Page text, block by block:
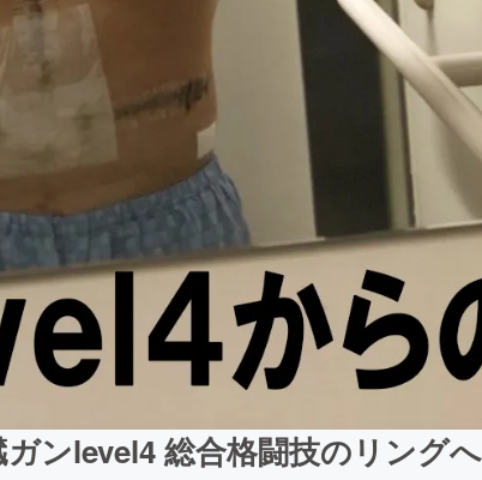
ンlevel4 総合格闘技のリングへ